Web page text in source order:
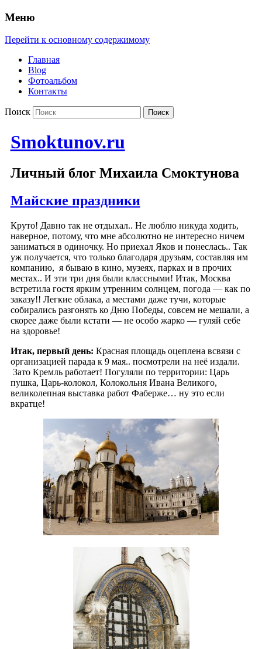
Меню
Перейти к основному содержимому
Главная
Blog
Фотоальбом
Контакты
Поиск
Smoktunov.ru
Личный блог Михаила Смоктунова
Майские праздники
Круто! Давно так не отдыхал.. Не люблю никуда ходить,
наверное, потому, что мне абсолютно не интересно ничем
заниматься в одиночку. Но приехал Яков и понеслась.. Так
уж получается, что только благодаря друзьям, составляя им
компанию, я бываю в кино, музеях, парках и в прочих
местах.. И эти три дня были классными! Итак, Москва
встретила гостя ярким утренним солнцем, погода — как по
заказу!! Легкие облака, а местами даже тучи, которые
собирались разгонять ко Дню Победы, совсем не мешали, а
скорее даже были кстати — не особо жарко — гуляй себе
на здоровье!
Итак, первый день: Красная площадь оцеплена всвязи с
организацией парада к 9 мая.. посмотрели на неё издали.
Зато Кремль работает! Погуляли по территории: Царь
пушка, Царь-колокол, Колокольня Ивана Великого,
великолепная выставка работ Фаберже… ну это если
вкратце!